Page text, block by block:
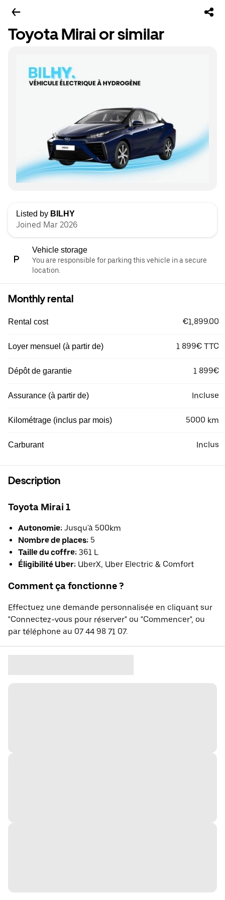
Toyota Mirai or similar
Listed by BILHY
Joined Mar 2026
Vehicle storage
You are responsible for parking this vehicle in a secure
location.
Monthly rental
Rental cost €1,899.00
Loyer mensuel (à partir de) 1 899€ TTC
Dépôt de garantie 1 899€
Assurance (à partir de) Incluse
Kilométrage (inclus par mois) 5000 km
Carburant Inclus
Description
Toyota Mirai 1
Autonomie: Jusqu'à 500km
Nombre de places: 5
Taille du coffre: 361 L
Éligibilité Uber: UberX, Uber Electric & Comfort
Comment ça fonctionne ?
Effectuez une demande personnalisée en cliquant sur
"Connectez-vous pour réserver" ou "Commencer", ou
par téléphone au 07 44 98 71 07.